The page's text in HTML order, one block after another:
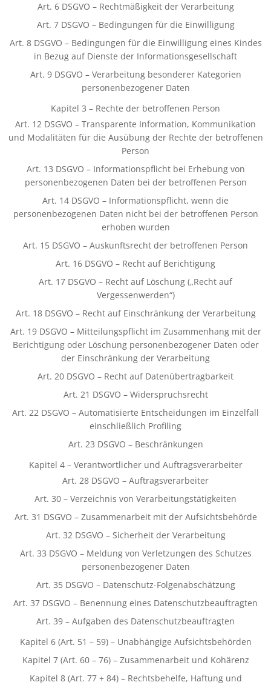
Art. 6 DSGVO – Rechtmäßigkeit der Verarbeitung
Art. 7 DSGVO – Bedingungen für die Einwilligung
Art. 8 DSGVO – Bedingungen für die Einwilligung eines Kindes
in Bezug auf Dienste der Informationsgesellschaft
Art. 9 DSGVO – Verarbeitung besonderer Kategorien
personenbezogener Daten
Kapitel 3 – Rechte der betroffenen Person
Art. 12 DSGVO – Transparente Information, Kommunikation
und Modalitäten für die Ausübung der Rechte der betroffenen
Person
Art. 13 DSGVO – Informationspflicht bei Erhebung von
personenbezogenen Daten bei der betroffenen Person
Art. 14 DSGVO – Informationspflicht, wenn die
personenbezogenen Daten nicht bei der betroffenen Person
erhoben wurden
Art. 15 DSGVO – Auskunftsrecht der betroffenen Person
Art. 16 DSGVO – Recht auf Berichtigung
Art. 17 DSGVO – Recht auf Löschung („Recht auf
Vergessenwerden“)
Art. 18 DSGVO – Recht auf Einschränkung der Verarbeitung
Art. 19 DSGVO – Mitteilungspflicht im Zusammenhang mit der
Berichtigung oder Löschung personenbezogener Daten oder
der Einschränkung der Verarbeitung
Art. 20 DSGVO – Recht auf Datenübertragbarkeit
Art. 21 DSGVO – Widerspruchsrecht
Art. 22 DSGVO – Automatisierte Entscheidungen im Einzelfall
einschließlich Profiling
Art. 23 DSGVO – Beschränkungen
Kapitel 4 – Verantwortlicher und Auftragsverarbeiter
Art. 28 DSGVO – Auftragsverarbeiter
Art. 30 – Verzeichnis von Verarbeitungstätigkeiten
Art. 31 DSGVO – Zusammenarbeit mit der Aufsichtsbehörde
Art. 32 DSGVO – Sicherheit der Verarbeitung
Art. 33 DSGVO – Meldung von Verletzungen des Schutzes
personenbezogener Daten
Art. 35 DSGVO – Datenschutz-Folgenabschätzung
Art. 37 DSGVO – Benennung eines Datenschutzbeauftragten
Art. 39 – Aufgaben des Datenschutzbeauftragten
Kapitel 6 (Art. 51 – 59) – Unabhängige Aufsichtsbehörden
Kapitel 7 (Art. 60 – 76) – Zusammenarbeit und Kohärenz
Kapitel 8 (Art. 77 + 84) – Rechtsbehelfe, Haftung und